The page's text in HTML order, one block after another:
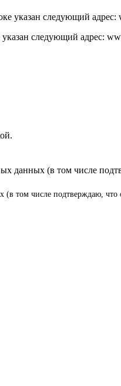
указан следующий адрес:
следующий адрес:
данных (в том числе
(в том числе подтверждаю, что